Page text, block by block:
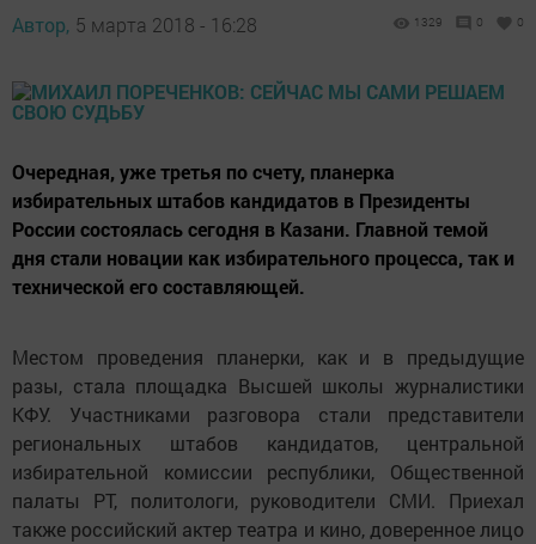
Автор, 5 марта 2018 - 16:28 1329 0 0
Очередная, уже третья по счету, планерка
избирательных штабов кандидатов в Президенты
России состоялась сегодня в Казани. Главной темой
дня стали новации как избирательного процесса, так и
технической его составляющей.
Местом проведения планерки, как и в предыдущие
разы, стала площадка Высшей школы журналистики
КФУ. Участниками разговора стали представители
региональных штабов кандидатов, центральной
избирательной комиссии республики, Общественной
палаты РТ, политологи, руководители СМИ. Приехал
также российский актер театра и кино, доверенное лицо